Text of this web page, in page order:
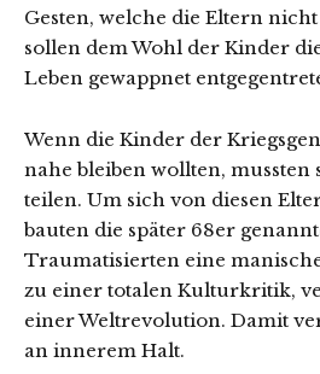
Gesten, welche die Eltern
sollen dem Wohl der Kinder
Leben gewappnet
Wenn die Kinder der
nahe bleiben wollten, mussten
teilen. Um sich von diesen
bauten die später 68er
Traumatisierten eine
zu einer totalen Kulturkritik,
einer Weltrevolution. Damit
an innerem Halt.